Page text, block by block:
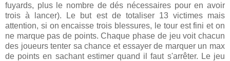
fuyards, plus le nombre de dés nécessaires pour en avoir
trois à lancer). Le but est de totaliser 13 victimes mais
attention, si on encaisse trois blessures, le tour est fini et on
ne marque pas de points. Chaque phase de jeu voit chacun
des joueurs tenter sa chance et essayer de marquer un max
de points en sachant estimer quand il faut s'arrêter. Le jeu